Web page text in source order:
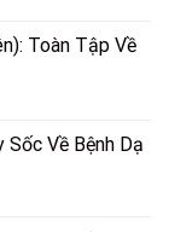
Toàn Tập Về
Sốc Về Bệnh Dạ